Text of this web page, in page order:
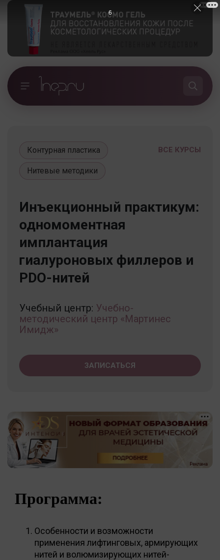
ВСЕ КУРСЫ
Контурная пластика
Нитевые методики
Инъекционный практикум:
одномоментная
имплантация
гиалуроновых филлеров и
PDO-нитей
Учебный центр: Учебно-
методический центр «Мартинес
Имидж»
ЗАПИСАТЬСЯ
Программа:
Особенности и возможности
применения лифтинговых, армирующих
нитей и волюмизирующих нитей-
5